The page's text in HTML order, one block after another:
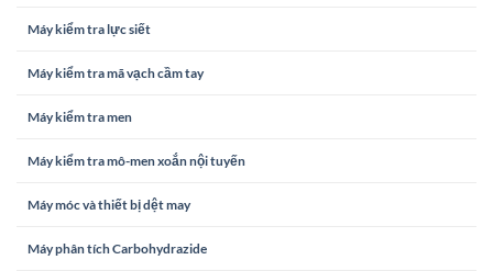
Máy kiểm tra lực siết
Máy kiểm tra mã vạch cầm tay
Máy kiểm tra men
Máy kiểm tra mô-men xoắn nội tuyến
Máy móc và thiết bị dệt may
Máy phân tích Carbohydrazide